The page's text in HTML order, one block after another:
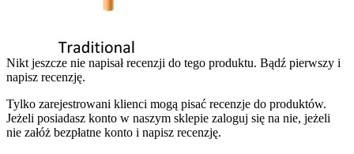
Nikt jeszcze nie napisał recenzji do tego produktu. Bądź pierwszy i
napisz recenzję.
Tylko zarejestrowani klienci mogą pisać recenzje do produktów.
Jeżeli posiadasz konto w naszym sklepie zaloguj się na nie, jeżeli
nie załóż bezpłatne konto i napisz recenzję.